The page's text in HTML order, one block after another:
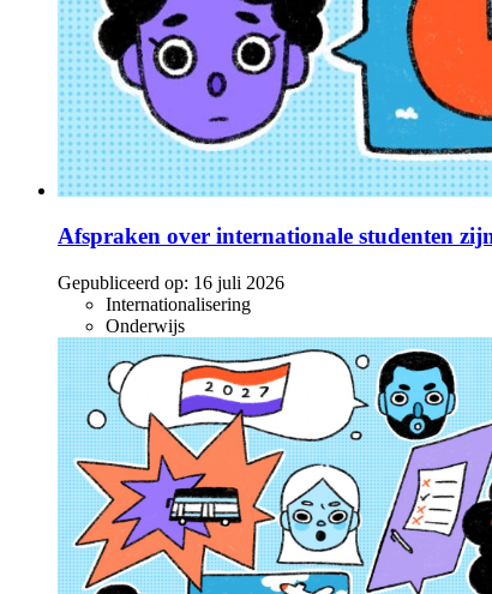
Afspraken over internationale studenten
Gepubliceerd op: 16 juli 2026
Internationalisering
Onderwijs